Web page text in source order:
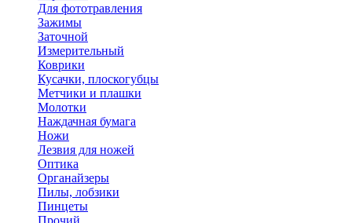
Для фототравления
Зажимы
Заточной
Измерительный
Коврики
Кусачки, плоскогубцы
Метчики и плашки
Молотки
Наждачная бумага
Ножи
Лезвия для ножей
Оптика
Органайзеры
Пилы, лобзики
Пинцеты
Прочий